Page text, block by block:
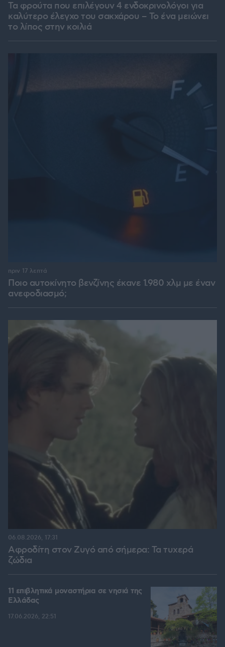
Τα φρούτα που επιλέγουν 4 ενδοκρινολόγοι για
καλύτερο έλεγχο του σακχάρου – Το ένα μειώνει
το λίπος στην κοιλιά
Ποιο αυτοκίνητο βενζίνης έκανε 1.980 χλμ με έναν
ανεφοδιασμό;
πριν 17 λεπτά
Αφροδίτη στον Ζυγό από σήμερα: Τα τυχερά
ζώδια
06.08.2026, 17:31
11 επιβλητικά μοναστήρια σε νησιά της
Ελλάδας
17.06.2026, 22:51